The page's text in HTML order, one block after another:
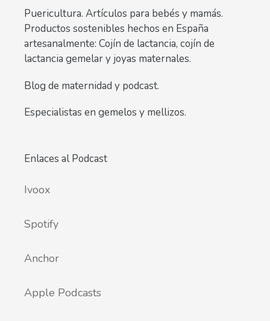
Puericultura. Artículos para bebés y mamás.
Productos sostenibles hechos en España
artesanalmente: Cojín de lactancia, cojín de
lactancia gemelar y joyas maternales.
Blog de maternidad y podcast.
Especialistas en gemelos y mellizos.
Enlaces al Podcast
Ivoox
Spotify
Anchor
Apple Podcasts